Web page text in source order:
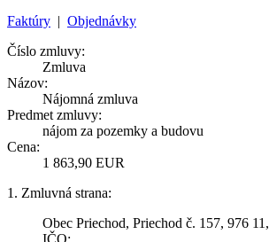
Faktúry | Objednávky
Číslo zmluvy:
Zmluva
Názov:
Nájomná zmluva
Predmet zmluvy:
nájom za pozemky a budovu
Cena:
1 863,90 EUR
1. Zmluvná strana:
Obec Priechod, Priechod č. 157, 976
IČO: